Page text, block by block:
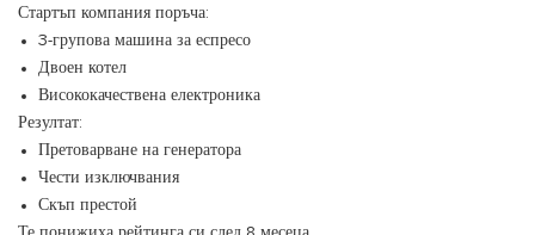
Стартъп компания поръча:
3-групова машина за еспресо
Двоен котел
Висококачествена електроника
Резултат:
Претоварване на генератора
Чести изключвания
Скъп престой